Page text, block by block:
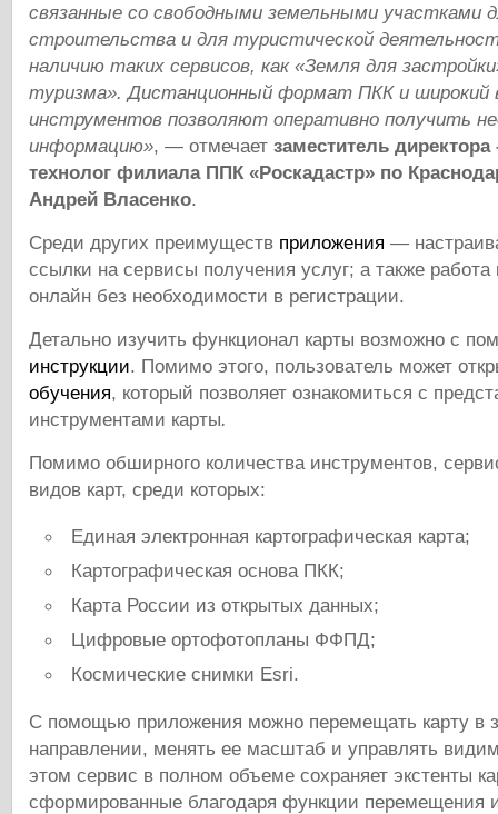
связанные со свободными земельными участками
строительства и для туристической
наличию таких сервисов, как «Земля для
туризма». Дистанционный формат ПКК и широкий
инструментов позволяют оперативно получить
информацию», — отмечает заместитель
технолог филиала ППК «Роскадастр» по
Андрей Власенко.
Среди других преимуществ приложения —
ссылки на сервисы получения услуг; а также работа
онлайн без необходимости в регистрации.
Детально изучить функционал карты возможно с
инструкции. Помимо этого, пользователь может
обучения, который позволяет ознакомиться с
инструментами карты.
Помимо обширного количества инструментов,
видов карт, среди которых:
Единая электронная картографическая карта;
Картографическая основа ПКК;
Карта России из открытых данных;
Цифровые ортофотопланы ФФПД;
Космические снимки Esri.
С помощью приложения можно перемещать карту в
направлении, менять ее масштаб и управлять
этом сервис в полном объеме сохраняет экстенты
сформированные благодаря функции перемещения